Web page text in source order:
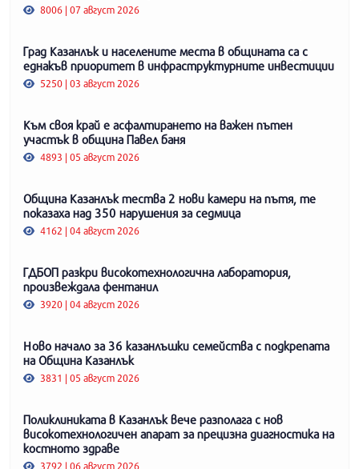
8006 | 07 август 2026
Град Казанлък и населените места в общината са с
еднакъв приоритет в инфраструктурните инвестиции
5250 | 03 август 2026
Към своя край е асфалтирането на важен пътен
участък в община Павел баня
4893 | 05 август 2026
Община Казанлък тества 2 нови камери на пътя, те
показаха над 350 нарушения за седмица
4162 | 04 август 2026
ГДБОП разкри високотехнологична лаборатория,
произвеждала фентанил
3920 | 04 август 2026
Ново начало за 36 казанлъшки семейства с подкрепата
на Община Казанлък
3831 | 05 август 2026
Поликлиниката в Казанлък вече разполага с нов
високотехнологичен апарат за прецизна диагностика на
костното здраве
3792 | 06 август 2026